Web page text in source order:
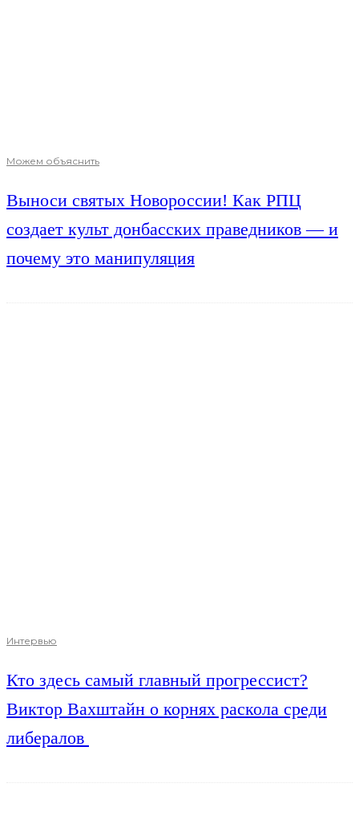
Можем объяснить
Выноси святых Новороссии! Как РПЦ
создает культ донбасских праведников — и
почему это манипуляция
Интервью
Кто здесь самый главный прогрессист?
Виктор Вахштайн о корнях раскола среди
либералов